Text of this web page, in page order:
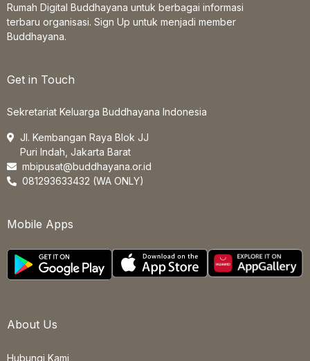
Rumah Digital Buddhayana untuk berbagai informasi
terbaru organisasi. Sign Up untuk menjadi member
Buddhayana.
Get in Touch
Sekretariat Keluarga Buddhayana Indonesia
Jl. Kembangan Raya Blok JJ
Puri Indah, Jakarta Barat
mbipusat@buddhayana.or.id
081293633432 (WA ONLY)
Mobile Apps
About Us
Hubungi Kami